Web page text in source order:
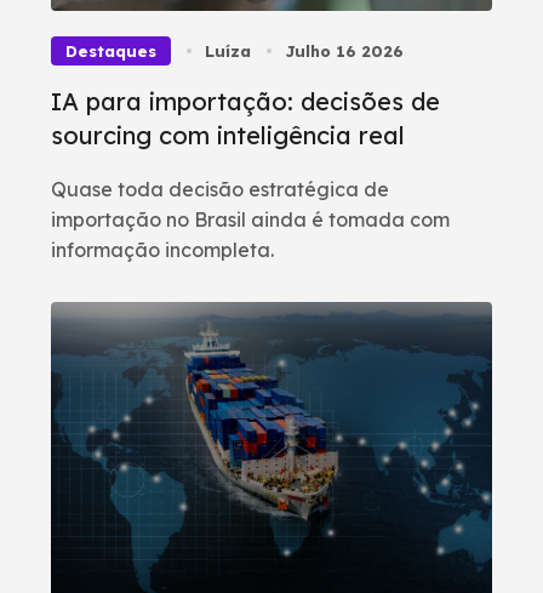
Destaques Luíza Julho 16 2026
IA para importação: decisões de
sourcing com inteligência real
Quase toda decisão estratégica de
importação no Brasil ainda é tomada com
informação incompleta.